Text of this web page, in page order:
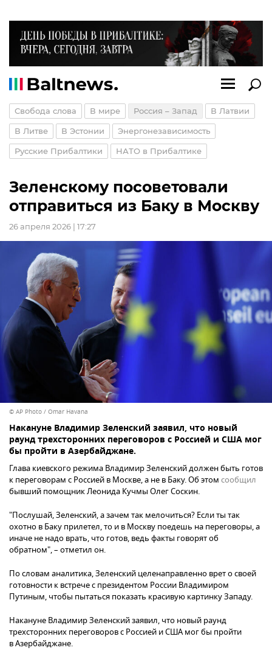
Свобода слова В мире Россия – Запад В Латвии
В Литве В Эстонии Энергонезависимость
Русские Прибалтики НАТО в Прибалтике
Зеленскому посоветовали
отправиться из Баку в Москву
26 апреля 2026 | 17:27
© AP Photo / Omar Havana
Накануне Владимир Зеленский заявил, что новый
раунд трехсторонних переговоров с Россией и США мог
бы пройти в Азербайджане.
Глава киевского режима Владимир Зеленский должен быть готов
к переговорам с Россией в Москве, а не в Баку. Об этом сообщил
бывший помощник Леонида Кучмы Олег Соскин.
"Послушай, Зеленский, а зачем так мелочиться? Если ты так
охотно в Баку прилетел, то и в Москву поедешь на переговоры, а
иначе не надо врать, что готов, ведь факты говорят об
обратном", – отметил он.
По словам аналитика, Зеленский целенаправленно врет о своей
готовности к встрече с президентом России Владимиром
Путиным, чтобы пытаться показать красивую картинку Западу.
Накануне Владимир Зеленский заявил, что новый раунд
трехсторонних переговоров с Россией и США мог бы пройти
в Азербайджане.